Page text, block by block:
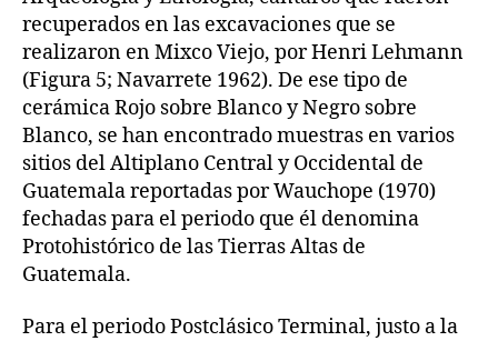
recuperados en las excavaciones que se
realizaron en Mixco Viejo, por Henri Lehmann
(Figura 5; Navarrete 1962). De ese tipo de
cerámica Rojo sobre Blanco y Negro sobre
Blanco, se han encontrado muestras en varios
sitios del Altiplano Central y Occidental de
Guatemala reportadas por Wauchope (1970)
fechadas para el periodo que él denomina
Protohistórico de las Tierras Altas de
Guatemala.
Para el periodo Postclásico Terminal, justo a la